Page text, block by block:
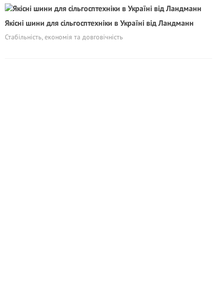
Якісні шини для сільгосптехніки в Україні від Ландманн
Стабільність, економія та довговічність